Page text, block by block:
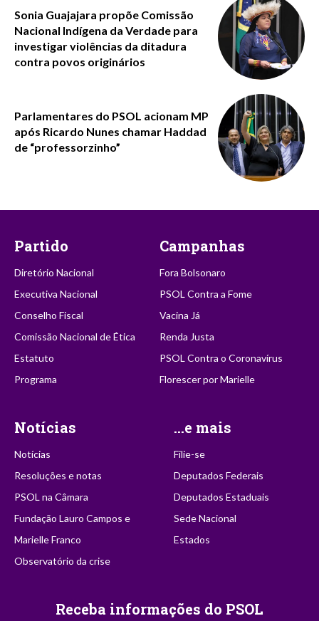
Sonia Guajajara propõe Comissão
Nacional Indígena da Verdade para
investigar violências da ditadura
contra povos originários
Parlamentares do PSOL acionam MP
após Ricardo Nunes chamar Haddad
de “professorzinho”
Partido
Diretório Nacional
Executiva Nacional
Conselho Fiscal
Comissão Nacional de Ética
Estatuto
Programa
Campanhas
Fora Bolsonaro
PSOL Contra a Fome
Vacina Já
Renda Justa
PSOL Contra o Coronavírus
Florescer por Marielle
Notícias
Notícias
Resoluções e notas
PSOL na Câmara
Fundação Lauro Campos e
Marielle Franco
Observatório da crise
...e mais
Filie-se
Deputados Federais
Deputados Estaduais
Sede Nacional
Estados
Receba informações do PSOL